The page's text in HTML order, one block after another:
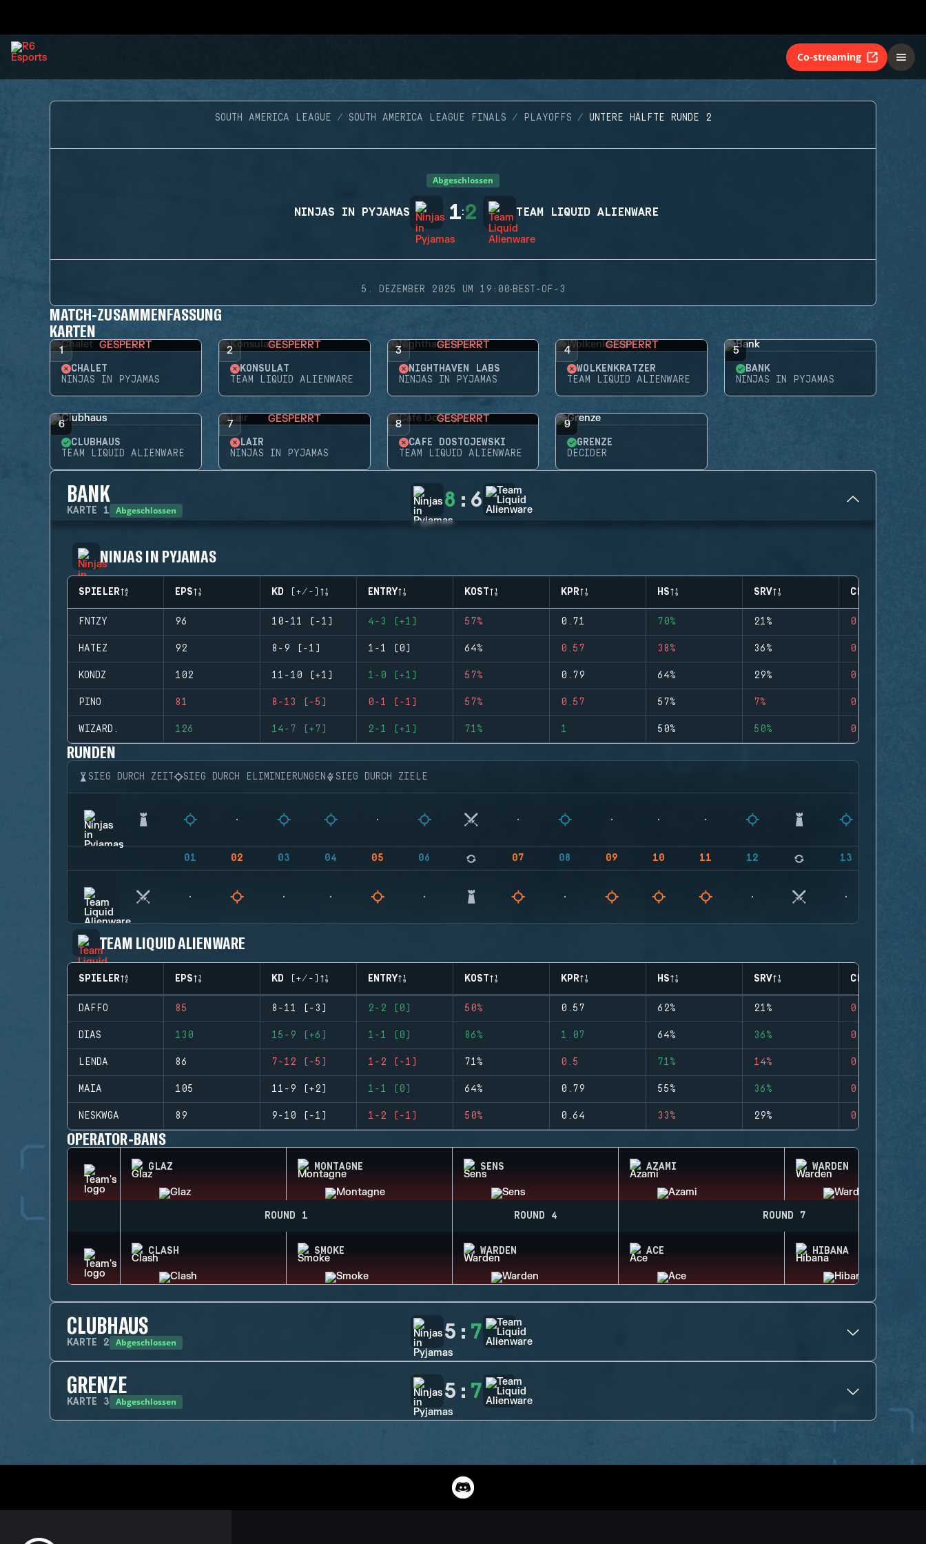
Co-streaming
SOUTH AMERICA LEAGUE SOUTH AMERICA LEAGUE FINALS PLAYOFFS UNTERE HÄLFTE RUNDE 2
Abgeschlossen
NINJAS IN PYJAMAS 1:2 TEAM LIQUID ALIENWARE
5. DEZEMBER 2025 UM 19:00·BEST-OF-3
MATCH-ZUSAMMENFASSUNG
KARTEN
1 GESPERRT
CHALET
NINJAS IN PYJAMAS
2 GESPERRT
KONSULAT
TEAM LIQUID ALIENWARE
3 GESPERRT
NIGHTHAVEN LABS
NINJAS IN PYJAMAS
4 GESPERRT
WOLKENKRATZER
TEAM LIQUID ALIENWARE
5
BANK
NINJAS IN PYJAMAS
6
CLUBHAUS
TEAM LIQUID ALIENWARE
7 GESPERRT
LAIR
NINJAS IN PYJAMAS
8 GESPERRT
CAFÉ DOSTOJEWSKI
TEAM LIQUID ALIENWARE
9
GRENZE
DECIDER
BANK
KARTE 1 Abgeschlossen 8 : 6
NINJAS IN PYJAMAS
SPIELER EPS KD (+/-) ENTRY KOST KPR HS SRV CLUTCHES
FNTZY 96 10-11 (-1) 4-3 (+1) 57% 0.71 70% 21% 0
HATEZ 92 8-9 (-1) 1-1 (0) 64% 0.57 38% 36% 0
KONDZ 102 11-10 (+1) 1-0 (+1) 57% 0.79 64% 29% 0
PINO 81 8-13 (-5) 0-1 (-1) 57% 0.57 57% 7% 0
WIZARD. 126 14-7 (+7) 2-1 (+1) 71% 1 50% 50% 0
RUNDEN
SIEG DURCH ZEIT SIEG DURCH ELIMINIERUNGEN SIEG DURCH ZIELE
01 02 03 04 05 06 07 08 09 10 11 12 13
TEAM LIQUID ALIENWARE
SPIELER EPS KD (+/-) ENTRY KOST KPR HS SRV CLUTCHES
DAFFO 85 8-11 (-3) 2-2 (0) 50% 0.57 62% 21% 0
DIAS 130 15-9 (+6) 1-1 (0) 86% 1.07 64% 36% 0
LENDA 86 7-12 (-5) 1-2 (-1) 71% 0.5 71% 14% 0
MAIA 105 11-9 (+2) 1-1 (0) 64% 0.79 55% 36% 0
NESKWGA 89 9-10 (-1) 1-2 (-1) 50% 0.64 33% 29% 0
OPERATOR-BANS
GLAZ MONTAGNE SENS AZAMI WARDEN
ROUND 1 ROUND 4 ROUND 7
CLASH SMOKE WARDEN ACE HIBANA
CLUBHAUS
KARTE 2 Abgeschlossen 5 : 7
GRENZE
KARTE 3 Abgeschlossen 5 : 7